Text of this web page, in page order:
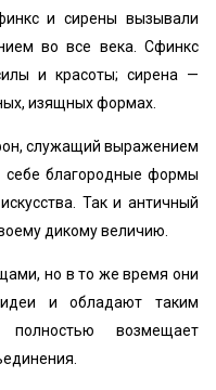
и сирены вызывали
во все века. Сфинкс
и красоты; сирена —
изящных формах.
служащий выражением
благородные формы
Так и античный
дикому величию.
но в то же время они
и обладают таким
возмещает